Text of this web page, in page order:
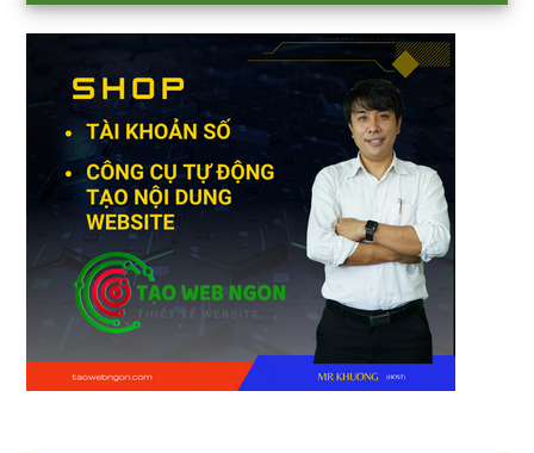
Sidebar